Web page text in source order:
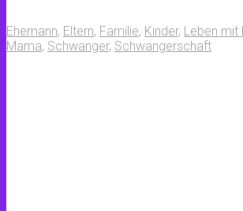
Ehemann, Eltern, Familie, Kinder, Leben mit
Mama, Schwanger, Schwangerschaft